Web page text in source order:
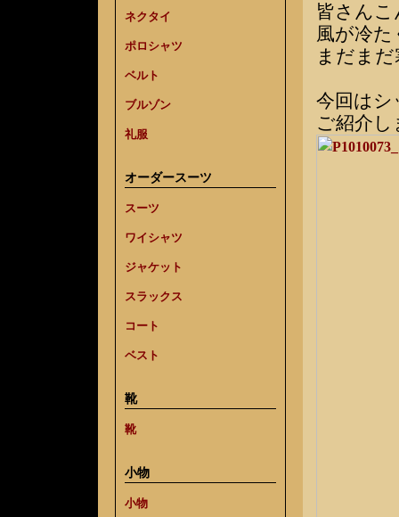
ネクタイ
ポロシャツ
ベルト
ブルゾン
礼服
オーダースーツ
スーツ
ワイシャツ
ジャケット
スラックス
コート
ベスト
靴
靴
小物
小物
皆さん
風が冷
まだま
今回はシ
ご紹介し